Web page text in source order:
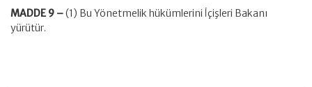
MADDE 9 –(1) Bu Yönetmelik hükümlerini İçişleri Bakanı
yürütür.